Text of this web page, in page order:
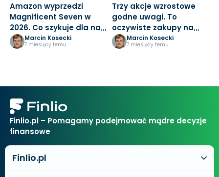
Amazon wyprzedzi
Magnificent Seven w
2026. Co szykuje dla nas
Jeff Bezos?
Marcin Kosecki
7 miesięcy temu
Trzy akcje wzrostowe
godne uwagi. To
oczywiste zakupy na
nowy rok
Marcin Kosecki
7 miesięcy temu
Finlio.pl – Pomagamy podejmować mądre decyzje
finansowe
Finlio.pl